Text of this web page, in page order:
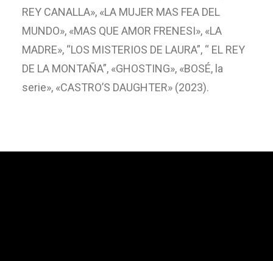
REY CANALLA», «LA MUJER MAS FEA DEL
MUNDO», «MAS QUE AMOR FRENESI», «LA
MADRE», “LOS MISTERIOS DE LAURA”, “ EL REY
DE LA MONTAÑA”, «GHOSTING», «BOSÉ, la
serie», «CASTRO’S DAUGHTER» (2023).